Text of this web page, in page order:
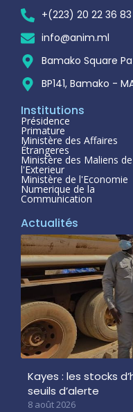
+(223) 20 22 36 83
info@anim.ml
Bamako Square
BP141, Bamako -
Institutions
Présidence
Primature
Ministère des Affaires
Étrangeres
Ministère des Maliens de
l'Exterieur
Ministère de l'Economie
Numerique de la
Communication
Actualités
Kayes : les stocks
seuils d’alerte
8 août 2026